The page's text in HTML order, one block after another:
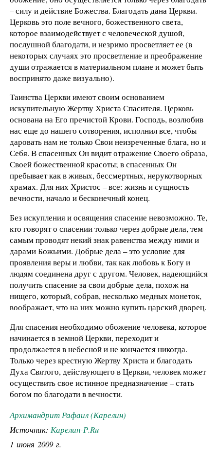
– силу и действие Божества. Благодать дана Церкви.
Церковь это поле вечного, божественного света,
которое взаимодействует с человеческой душой,
послушной благодати, и незримо просветляет ее (в
некоторых случаях это просветление и преображение
души отражается в материальном плане и может быть
воспринято даже визуально).
Таинства Церкви имеют своим основанием
искупительную Жертву Христа Спасителя. Церковь
основана на Его пречистой Крови. Господь, возлюбив
нас еще до нашего сотворения, исполнил все, чтобы
даровать нам не только Свои неизреченные блага, но и
Себя. В спасенных Он видит отражение Своего образа,
Своей божественной красоты; в спасенных Он
пребывает как в живых, бессмертных, нерукотворных
храмах. Для них Христос – все: жизнь и сущность
вечности, начало и бесконечный конец.
Без искупления и освящения спасение невозможно. Те,
кто говорят о спасении только через добрые дела, тем
самым проводят некий знак равенства между ними и
дарами Божьими. Добрые дела – это условие для
проявления веры и любви, так как любовь к Богу и
людям соединена друг с другом. Человек, надеющийся
получить спасение за свои добрые дела, похож на
нищего, который, собрав, несколько медных монеток,
воображает, что на них можно купить царский дворец.
Для спасения необходимо обожение человека, которое
начинается в земной Церкви, переходит и
продолжается в небесной и не кончается никогда.
Только через крестную Жертву Христа и благодать
Духа Святого, действующего в Церкви, человек может
осуществить свое истинное предназначение – стать
богом по благодати в вечности.
Архимандрит Рафаил (Карелин)
Источник: Карелин-Р.Ru
1 июня 2009 г.